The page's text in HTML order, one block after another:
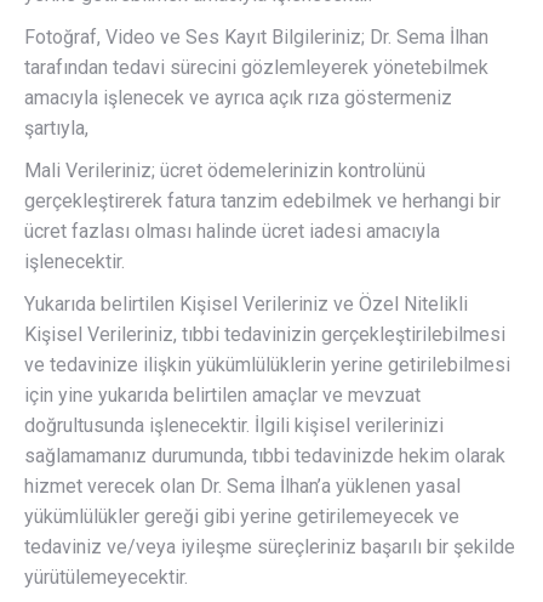
Fotoğraf, Video ve Ses Kayıt Bilgileriniz; Dr. Sema İlhan
tarafından tedavi sürecini gözlemleyerek yönetebilmek
amacıyla işlenecek ve ayrıca açık rıza göstermeniz
şartıyla,
Mali Verileriniz; ücret ödemelerinizin kontrolünü
gerçekleştirerek fatura tanzim edebilmek ve herhangi bir
ücret fazlası olması halinde ücret iadesi amacıyla
işlenecektir.
Yukarıda belirtilen Kişisel Verileriniz ve Özel Nitelikli
Kişisel Verileriniz, tıbbi tedavinizin gerçekleştirilebilmesi
ve tedavinize ilişkin yükümlülüklerin yerine getirilebilmesi
için yine yukarıda belirtilen amaçlar ve mevzuat
doğrultusunda işlenecektir. İlgili kişisel verilerinizi
sağlamamanız durumunda, tıbbi tedavinizde hekim olarak
hizmet verecek olan Dr. Sema İlhan’a yüklenen yasal
yükümlülükler gereği gibi yerine getirilemeyecek ve
tedaviniz ve/veya iyileşme süreçleriniz başarılı bir şekilde
yürütülemeyecektir.